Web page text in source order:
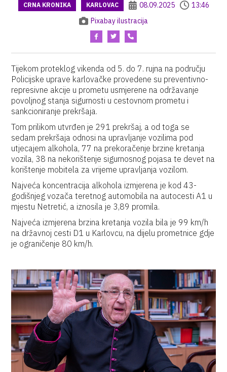
CRNA KRONIKA KARLOVAC 08.09.2025
13:46
Pixabay ilustracija
Tijekom proteklog vikenda od 5. do 7. rujna na području
Policijske uprave karlovačke provedene su preventivno-
represivne akcije u prometu usmjerene na održavanje
povoljnog stanja sigurnosti u cestovnom prometu i
sankcioniranje prekršaja.
Tom prilikom utvrđen je 291 prekršaj, a od toga se
sedam prekršaja odnosi na upravljanje vozilima pod
utjecajem alkohola, 77 na prekoračenje brzine kretanja
vozila, 38 na nekorištenje sigurnosnog pojasa te devet na
korištenje mobitela za vrijeme upravljanja vozilom.
Najveća koncentracija alkohola izmjerena je kod 43-
godišnjeg vozača teretnog automobila na autocesti A1 u
mjestu Netretić, a iznosila je 3,89 promila.
Najveća izmjerena brzina kretanja vozila bila je 99 km/h
na državnoj cesti D1 u Karlovcu, na dijelu prometnice gdje
je ograničenje 80 km/h.